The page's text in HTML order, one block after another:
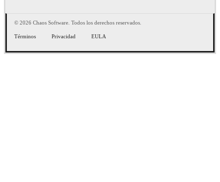
© 2026 Chaos Software. Todos los derechos reservados.
Términos Privacidad EULA